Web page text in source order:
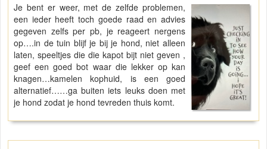
Je bent er weer, met de zelfde problemen,
een ieder heeft toch goede raad en advies
gegeven zelfs per pb, je reageert nergens
op….in de tuin blijf je bij je hond, niet alleen
laten, speeltjes die die kapot bijt niet geven ,
geef een goed bot waar die lekker op kan
knagen…kamelen kophuid, is een goed
alternatief……ga buiten iets leuks doen met
je hond zodat je hond tevreden thuis komt.